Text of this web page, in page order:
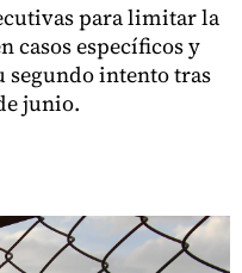
para limitar la
casos específicos y
segundo intento tras
junio.